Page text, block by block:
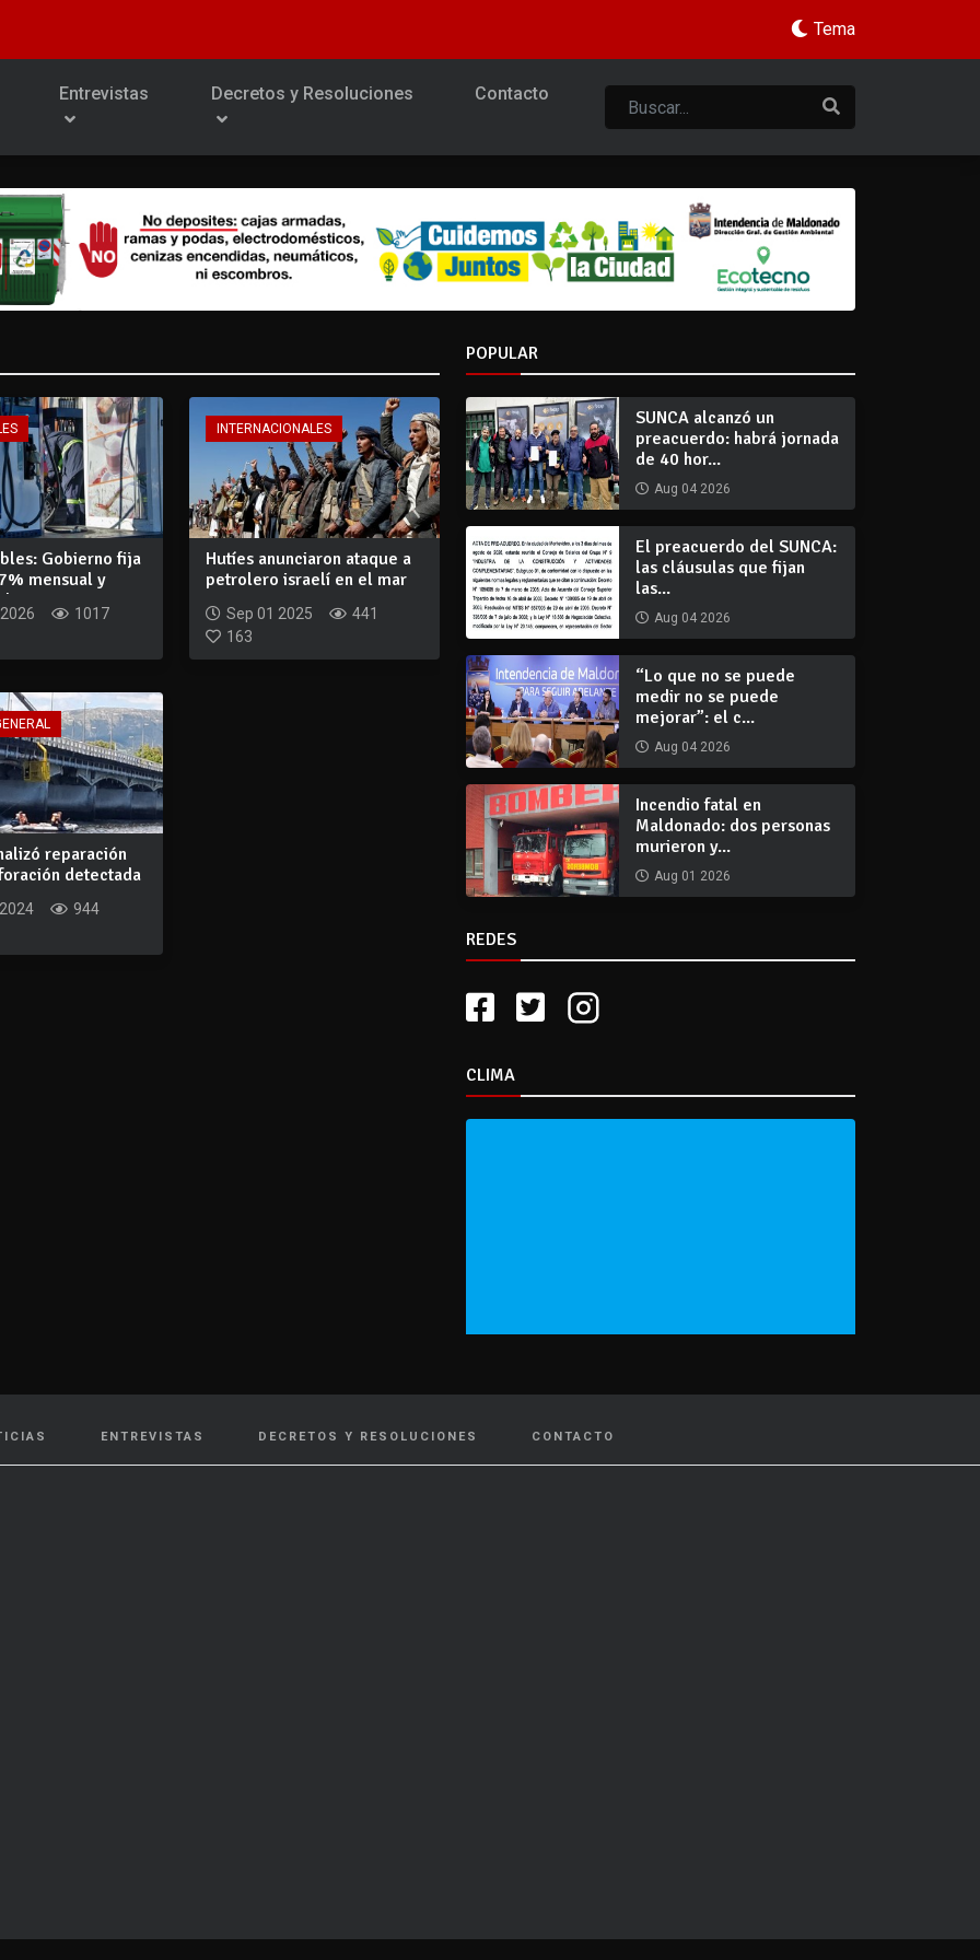
Tema
Entrevistas Decretos y Resoluciones Contacto
Gobierno fija
mensual y
1017
INTERNACIONALES
Hutíes anunciaron ataque a
petrolero israelí en el mar
Sep 01 2025
441
163
reparación
detectada
944
POPULAR
SUNCA alcanzó un
preacuerdo: habrá jornada
de 40 hor...
Aug 04 2026
El preacuerdo del SUNCA:
las cláusulas que fijan
las...
Aug 04 2026
“Lo que no se puede
medir no se puede
mejorar”: el c...
Aug 04 2026
Incendio fatal en
Maldonado: dos personas
murieron y...
Aug 01 2026
REDES
CLIMA
ENTREVISTAS DECRETOS Y RESOLUCIONES CONTACTO